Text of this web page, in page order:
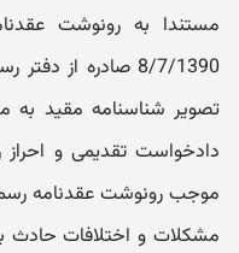
8/7/1390 صادره
تصویر شناسنامه مقید به
دادخواست تقدیمی و
موجب رونوشت عقدنامه
مشکلات و اختلافات حادث